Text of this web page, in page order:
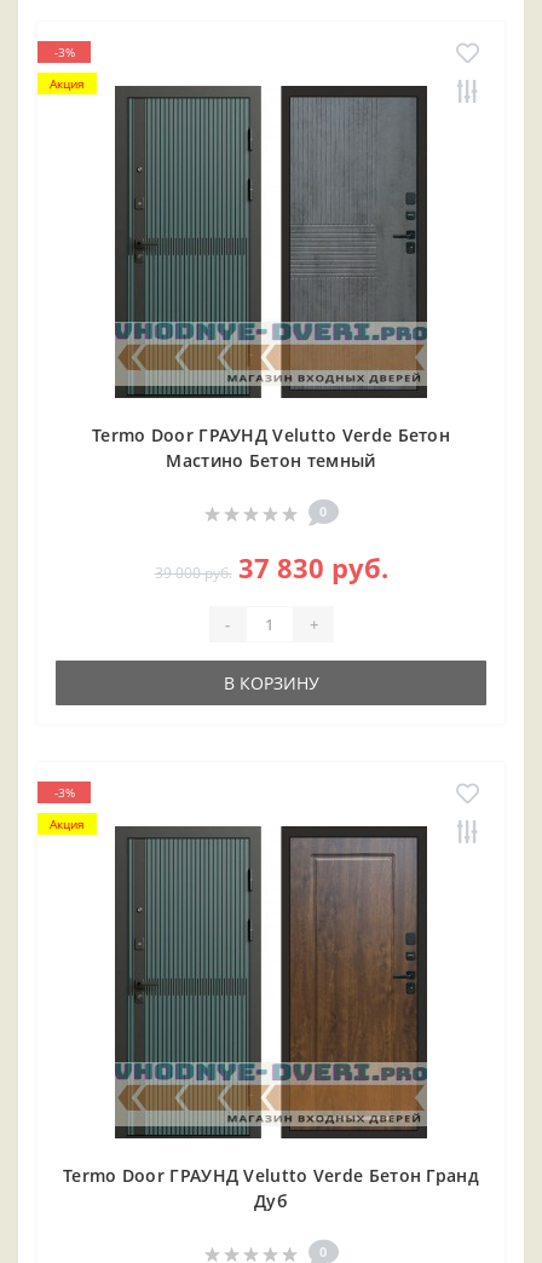
-3%
Акция
Termo Door ГРАУНД Velutto Verde Бетон
Мастино Бетон темный
0
39 000 руб. 37 830 руб.
- +
В КОРЗИНУ
-3%
Акция
Termo Door ГРАУНД Velutto Verde Бетон Гранд
Дуб
0